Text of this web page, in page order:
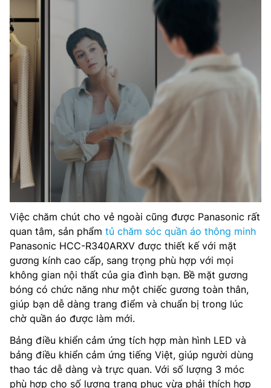
Việc chăm chút cho vẻ ngoài cũng được Panasonic rất
quan tâm, sản phẩm tủ chăm sóc quần áo thông minh
Panasonic HCC-R340ARXV được thiết kế với mặt
gương kính cao cấp, sang trọng phù hợp với mọi
không gian nội thất của gia đình bạn. Bề mặt gương
bóng có chức năng như một chiếc gương toàn thân,
giúp bạn dễ dàng trang điểm và chuẩn bị trong lúc
chờ quần áo được làm mới.
Bảng điều khiển cảm ứng tích hợp màn hình LED và
bảng điều khiển cảm ứng tiếng Việt, giúp người dùng
thao tác dễ dàng và trực quan. Với số lượng 3 móc
phù hợp cho số lượng trang phục vừa phải thích hợp